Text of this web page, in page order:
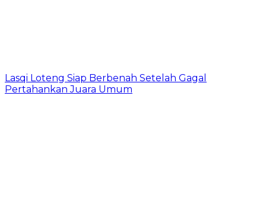
Lasqi Loteng Siap Berbenah Setelah Gagal
Pertahankan Juara Umum